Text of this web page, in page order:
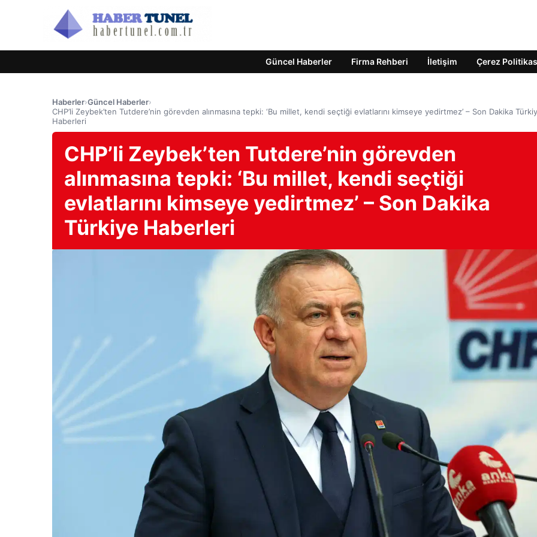
Güncel Haberler Firma Rehberi İletişim Çerez
Haberler›Güncel Haberler›
CHP’li Zeybek’ten Tutdere’nin görevden alınmasına tepki: ‘Bu millet, kendi seçtiği evlatlarını kimseye yedirtmez’ – Son Dakika
Haberleri
CHP’li Zeybek’ten Tutdere’nin görevden
alınmasına tepki: ‘Bu millet, kendi seçtiği
evlatlarını kimseye yedirtmez’ – Son Dakika
Türkiye Haberleri